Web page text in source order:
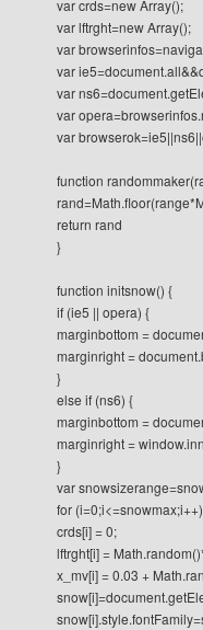
var crds=new Array();
var lftrght=new Array();
var
var
var
var
var
function
return rand
}
function initsnow() {
if (ie5 || opera) {
marginbottom =
marginright =
}
else if (ns6) {
marginbottom =
marginright =
}
var
for
crds[i] = 0;
lftrght[i] =
x_mv[i] = 0.03 +